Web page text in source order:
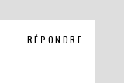
RÉPONDRE